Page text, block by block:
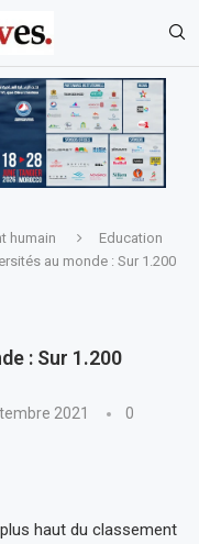
humain
Education
au monde : Sur 1.200
: Sur 1.200
2021
0
haut du classement